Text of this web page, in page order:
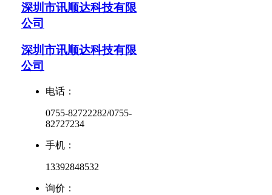
深圳市讯顺达科技有限
公司
深圳市讯顺达科技有限
公司
电话：
0755-82722282/0755-
82727234
手机：
13392848532
询价：